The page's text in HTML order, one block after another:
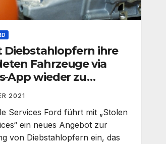
Diebstahlopfern ihre
Fahrzeuge via
App wieder zu
2021
Services Ford führt mit „Stolen
ein neues Angebot zur
von Diebstahlopfern ein, das